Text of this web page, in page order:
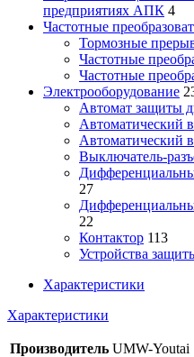
предприятиях АПК 4
Частотные
Тормозные
Частотные
Частотные
Электрооборудование
Автомат защиты
Автоматический
Автоматический
Выключатель-
27
22
Контактор 113
Устройства
Характеристики
Характеристики
Производитель UMW-Youtai